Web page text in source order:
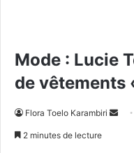
Mode : Lucie
de vêtements
Flora Toelo Karambiri
2 minutes de lecture